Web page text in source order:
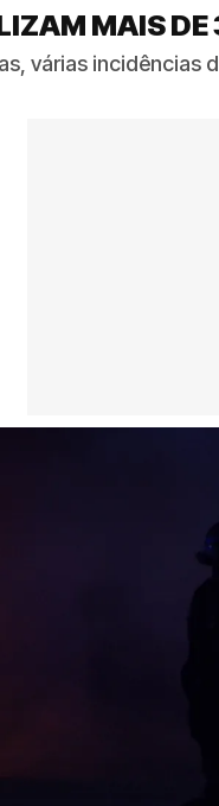
MAIS
várias